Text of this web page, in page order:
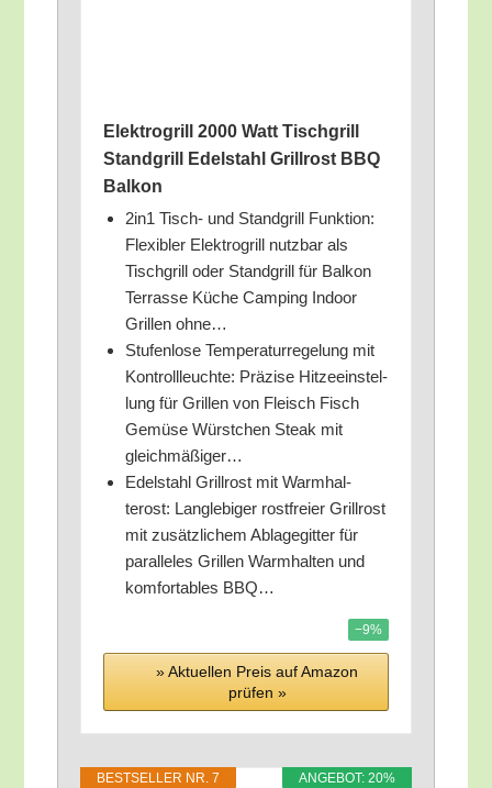
Elek­tro­grill 2000 Watt Tisch­grill
Stand­grill Edel­stahl Grill­rost BBQ
Balkon
2in1 Tisch- und Stand­grill Funk­ti­on:
Fle­xi­bler Elek­tro­grill nutz­bar als
Tisch­grill oder Stand­grill für Bal­kon
Ter­ras­se Küche Cam­ping Indoor
Gril­len ohne…
Stu­fen­lo­se Tem­pe­ra­tur­re­ge­lung mit
Kon­troll­leuch­te: Prä­zi­se Hit­ze­ein­stel­
lung für Gril­len von Fleisch Fisch
Gemü­se Würst­chen Steak mit
gleichmäßiger…
Edel­stahl Grill­rost mit Warm­hal­
terost: Lang­le­bi­ger rost­frei­er Grill­rost
mit zusätz­li­chem Abla­ge­git­ter für
par­al­le­les Gril­len Warm­hal­ten und
kom­for­ta­bles BBQ…
−9%
» Aktu­el­len Preis auf Ama­zon
prü­fen »
ANGE­BOT: 20%
BEST­SEL­LER NR. 7